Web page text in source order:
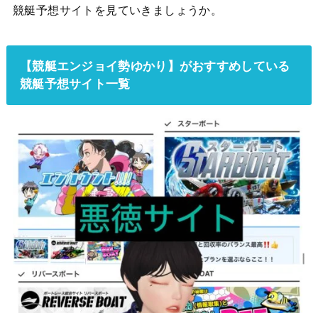
競艇予想サイトを見ていきましょうか。
【競艇エンジョイ勢ゆかり】がおすすめしている
競艇予想サイト一覧